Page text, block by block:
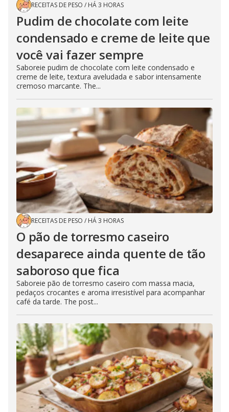
RECEITAS DE PESO / HÁ 3 HORAS
Pudim de chocolate com leite
condensado e creme de leite que
você vai fazer sempre
Saboreie pudim de chocolate com leite condensado e
creme de leite, textura aveludada e sabor intensamente
cremoso marcante. The...
RECEITAS DE PESO / HÁ 3 HORAS
O pão de torresmo caseiro
desaparece ainda quente de tão
saboroso que fica
Saboreie pão de torresmo caseiro com massa macia,
pedaços crocantes e aroma irresistível para acompanhar
café da tarde. The post...